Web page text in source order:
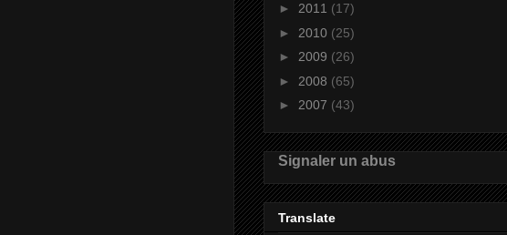
► 2011 (17)
► 2010 (25)
► 2009 (26)
► 2008 (65)
► 2007 (43)
Signaler un abus
Translate